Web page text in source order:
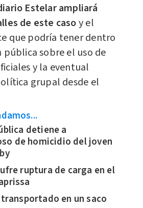
Estelar ampliará
de este casoy el
que podría tener dentro
pública sobre el uso de
y la eventual
grupal desde el
detiene a
de homicidio del joven
ruptura de carga en el
en un saco